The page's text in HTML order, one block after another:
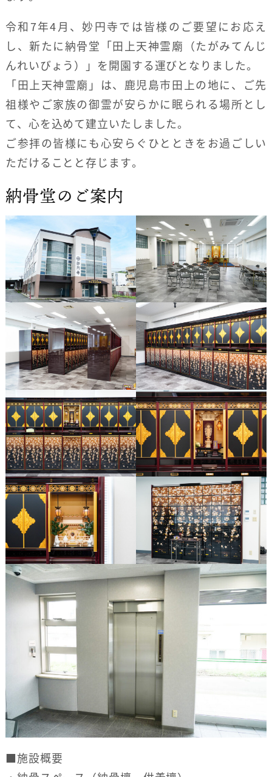
令和7年4月、妙円寺では皆様のご要望にお応え
し、新たに納骨堂「田上天神霊廟（たがみてんじ
んれいびょう）」を開園する運びとなりました。
「田上天神霊廟」は、鹿児島市田上の地に、ご先
祖様やご家族の御霊が安らかに眠られる場所とし
て、心を込めて建立いたしました。
ご参拝の皆様にも心安らぐひとときをお過ごしい
ただけることと存じます。
納骨堂のご案内
■施設概要